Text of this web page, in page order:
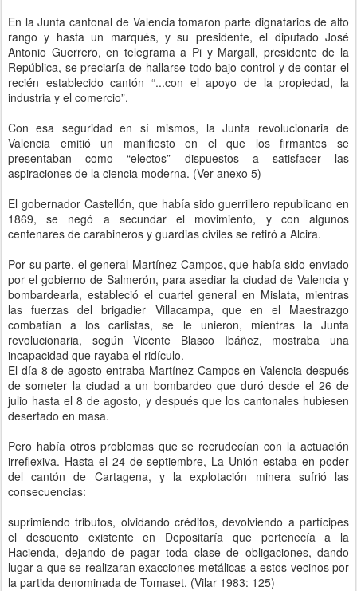
En la Junta cantonal de Valencia tomaron parte dignatarios de alto
rango y hasta un marqués, y su presidente, el diputado José
Antonio Guerrero, en telegrama a Pi y Margall, presidente de la
República, se preciaría de hallarse todo bajo control y de contar el
recién establecido cantón “...con el apoyo de la propiedad, la
industria y el comercio”.
Con esa seguridad en sí mismos, la Junta revolucionaria de
Valencia emitió un manifiesto en el que los firmantes se
presentaban como “electos” dispuestos a satisfacer las
aspiraciones de la ciencia moderna. (Ver anexo 5)
El gobernador Castellón, que había sido guerrillero republicano en
1869, se negó a secundar el movimiento, y con algunos
centenares de carabineros y guardias civiles se retiró a Alcira.
Por su parte, el general Martínez Campos, que había sido enviado
por el gobierno de Salmerón, para asediar la ciudad de Valencia y
bombardearla, estableció el cuartel general en Mislata, mientras
las fuerzas del brigadier Villacampa, que en el Maestrazgo
combatían a los carlistas, se le unieron, mientras la Junta
revolucionaria, según Vicente Blasco Ibáñez, mostraba una
incapacidad que rayaba el ridículo.
El día 8 de agosto entraba Martínez Campos en Valencia después
de someter la ciudad a un bombardeo que duró desde el 26 de
julio hasta el 8 de agosto, y después que los cantonales hubiesen
desertado en masa.
Pero había otros problemas que se recrudecían con la actuación
irreflexiva. Hasta el 24 de septiembre, La Unión estaba en poder
del cantón de Cartagena, y la explotación minera sufrió las
consecuencias:
suprimiendo tributos, olvidando créditos, devolviendo a partícipes
el descuento existente en Depositaría que pertenecía a la
Hacienda, dejando de pagar toda clase de obligaciones, dando
lugar a que se realizaran exacciones metálicas a estos vecinos por
la partida denominada de Tomaset. (Vilar 1983: 125)